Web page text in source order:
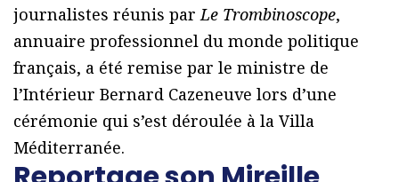
journalistes réunis parLe Trombinoscope,
annuaire professionnel du monde politique
français, a été remise par le ministre de
l’Intérieur Bernard Cazeneuve lors d’une
cérémonie qui s’est déroulée à la Villa
Méditerranée.